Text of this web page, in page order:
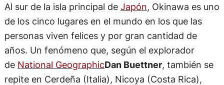
Al sur de la isla principal de Japón, Okinawa es uno
de los cinco lugares en el mundo en los que las
personas viven felices y por gran cantidad de
años. Un fenómeno que, según el explorador
de National GeographicDan Buettner, también se
repite en Cerdeña (Italia), Nicoya (Costa Rica),